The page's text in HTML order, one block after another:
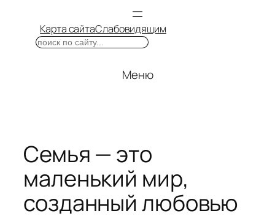
Карта сайтаСлабовидящим
Поиск
Меню
Семья — это
маленький мир,
созданный любовью